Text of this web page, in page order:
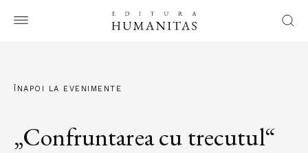
ÎNAPOI LA EVENIMENTE
„Confruntarea cu trecutul“